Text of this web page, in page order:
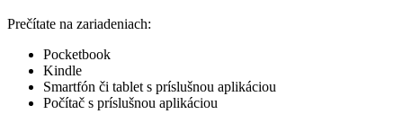
Prečítate na zariadeniach:
Pocketbook
Kindle
Smartfón či tablet s príslušnou aplikáciou
Počítač s príslušnou aplikáciou